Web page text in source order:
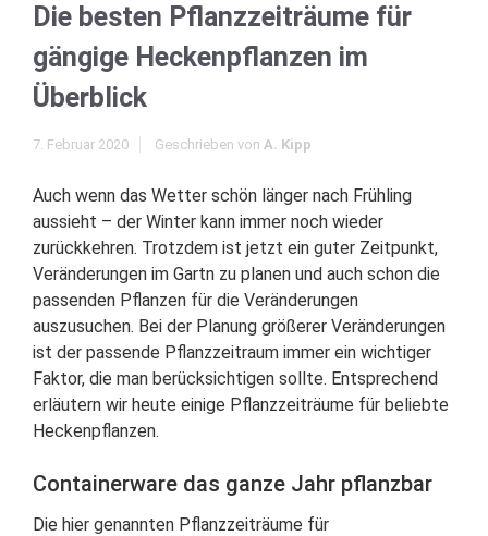
Die besten Pflanzzeiträume für
gängige Heckenpflanzen im
Überblick
7. Februar 2020 Geschrieben von A. Kipp
Auch wenn das Wetter schön länger nach Frühling
aussieht – der Winter kann immer noch wieder
zurückkehren. Trotzdem ist jetzt ein guter Zeitpunkt,
Veränderungen im Gartn zu planen und auch schon die
passenden Pflanzen für die Veränderungen
auszusuchen. Bei der Planung größerer Veränderungen
ist der passende Pflanzzeitraum immer ein wichtiger
Faktor, die man berücksichtigen sollte. Entsprechend
erläutern wir heute einige Pflanzzeiträume für beliebte
Heckenpflanzen.
Containerware das ganze Jahr pflanzbar
Die hier genannten Pflanzzeiträume für